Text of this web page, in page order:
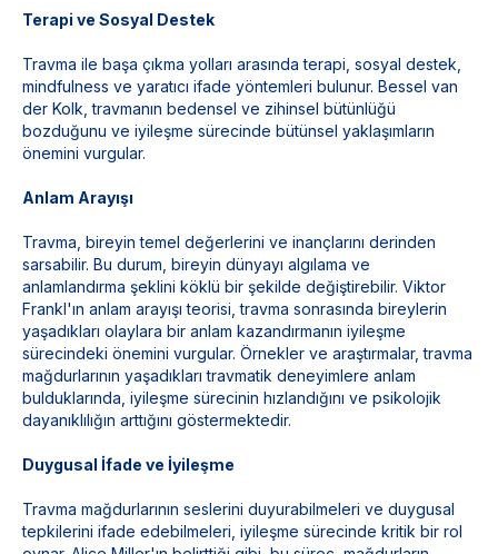
Terapi ve Sosyal Destek
Travma ile başa çıkma yolları arasında terapi, sosyal destek,
mindfulness ve yaratıcı ifade yöntemleri bulunur. Bessel van
der Kolk, travmanın bedensel ve zihinsel bütünlüğü
bozduğunu ve iyileşme sürecinde bütünsel yaklaşımların
önemini vurgular.
Anlam Arayışı
Travma, bireyin temel değerlerini ve inançlarını derinden
sarsabilir. Bu durum, bireyin dünyayı algılama ve
anlamlandırma şeklini köklü bir şekilde değiştirebilir. Viktor
Frankl'ın anlam arayışı teorisi, travma sonrasında bireylerin
yaşadıkları olaylara bir anlam kazandırmanın iyileşme
sürecindeki önemini vurgular. Örnekler ve araştırmalar, travma
mağdurlarının yaşadıkları travmatik deneyimlere anlam
bulduklarında, iyileşme sürecinin hızlandığını ve psikolojik
dayanıklılığın arttığını göstermektedir.
Duygusal İfade ve İyileşme
Travma mağdurlarının seslerini duyurabilmeleri ve duygusal
tepkilerini ifade edebilmeleri, iyileşme sürecinde kritik bir rol